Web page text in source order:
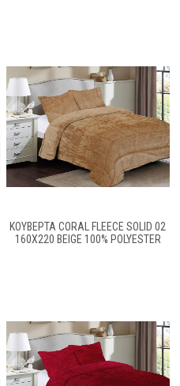
ΚΟΥΒΈΡΤΑ CORAL FLEECE SOLID 02
160X220 BEIGE 100% POLYESTER